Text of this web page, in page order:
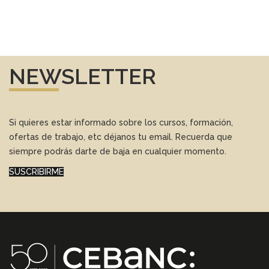
NEWSLETTER
Si quieres estar informado sobre los cursos, formación,
ofertas de trabajo, etc déjanos tu email. Recuerda que
siempre podrás darte de baja en cualquier momento.
SUSCRIBIRME